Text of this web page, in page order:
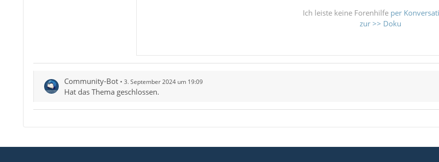
Ich leiste keine Forenhilfe per
zur >> Doku
Community-Bot 3. September 2024 um 19:09
Hat das Thema geschlossen.